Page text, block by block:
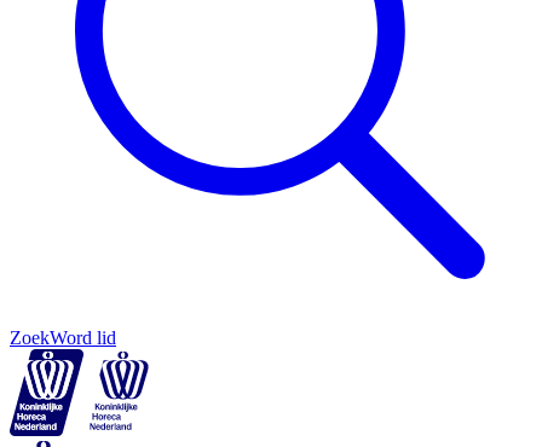
ZoekWord lid